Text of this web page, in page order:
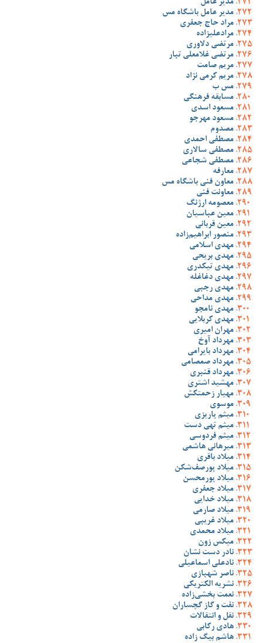
مدیر عامل
مدیر عامل باشگاه مس
مراد حاج جعفری
مرادعلیزاده
مرتضی دلاوری
مرتضی غلامعلی تبار
مریم صامت
مریم کرمی نژاد
مس ب
مسابقه فرهنگی
مسعود اسدی
مسعود مهرجو
مصدوم
مصطفی احمدی
مصطفی سالاری
مصطفی شجاعی
معارفه
معاون فنی باشگاه مس
معاونت فنی
معصومه ارژنگ
معین عباسیان
معین قربانی
منصور ابراهیم‌زاده
مهدی اسلامی
مهدی بریحی
مهدی تیکدری
مهدی دغاغله
مهدی رجبی
مهدی مداحی
مهدی نامجو
مهدی کربلایی
مهران امیری
مهرداد آوخ
مهرداد بایرامی
مهرداد صمصامی
مهرداد قنبری
مهشید اشتری
مهیار زحمتکش
موسوی
میثم پاریزی
میثم تهی دست
میثم فردوسی
میرهانی هاشمی
میلاد باقری
میلاد پورصف‌شکن
میلاد پورمحسن
میلاد جعفری
میلاد خدایی
میلاد صارمی
میلاد غریبی
میلاد محمدی
میکس زون
نادر دست نشان
نادعلی اسماعیلی
ناصر شهبازی
نشریه الکتریکی
نعمت بخشی‌زاده
نفت و گاز گچساران
نقل و انتقالات
هادی رکابی
هاشم بیگ زاده